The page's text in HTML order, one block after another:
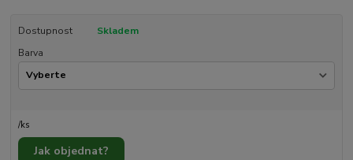
Dostupnost
Skladem
Barva
/ks
Jak objednat?